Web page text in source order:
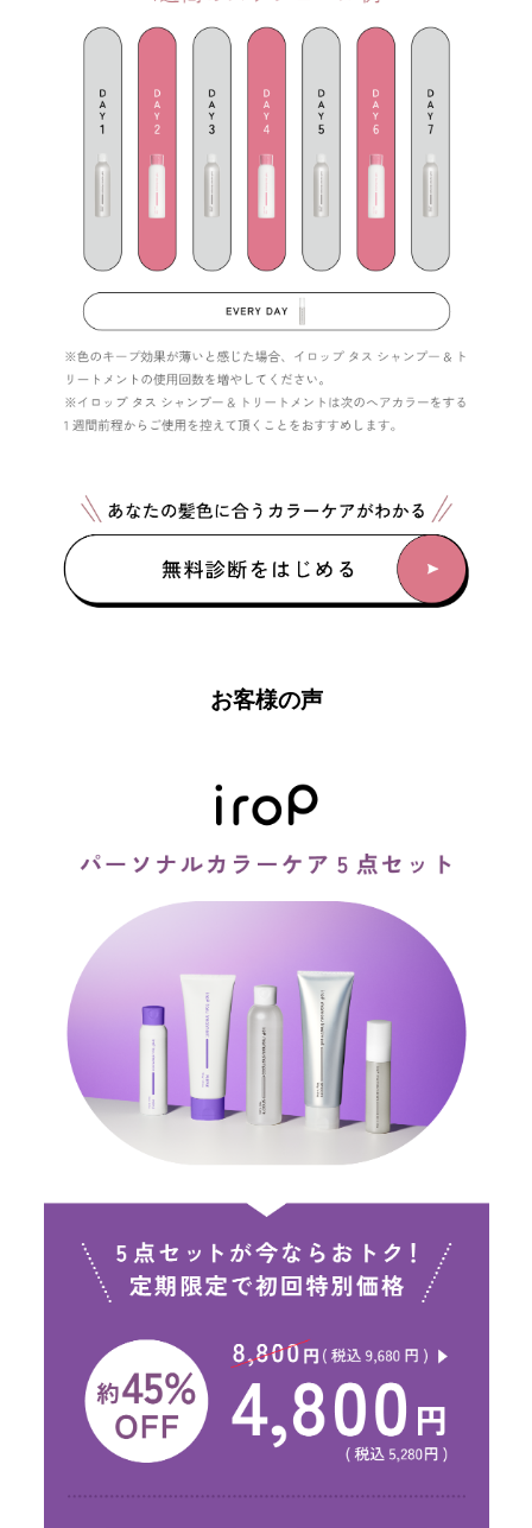
お客様の声